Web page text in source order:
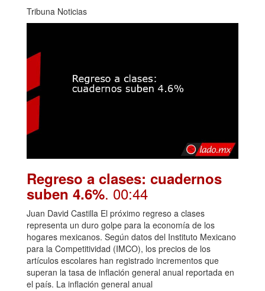
Tribuna Noticias
Regreso a clases: cuadernos
suben 4.6%. 00:44
Juan David Castilla El próximo regreso a clases
representa un duro golpe para la economía de los
hogares mexicanos. Según datos del Instituto Mexicano
para la Competitividad (IMCO), los precios de los
artículos escolares han registrado incrementos que
superan la tasa de inflación general anual reportada en
el país. La inflación general anual